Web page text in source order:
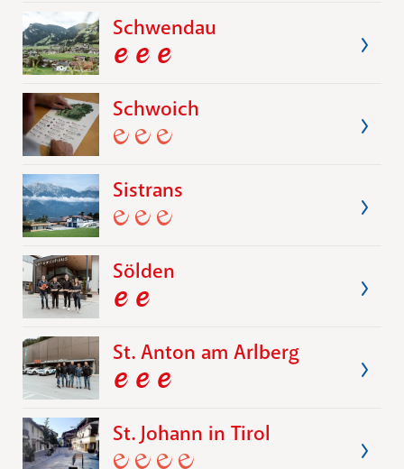
Schwendau
Schwoich
Sistrans
Sölden
St. Anton am Arlberg
St. Johann in Tirol